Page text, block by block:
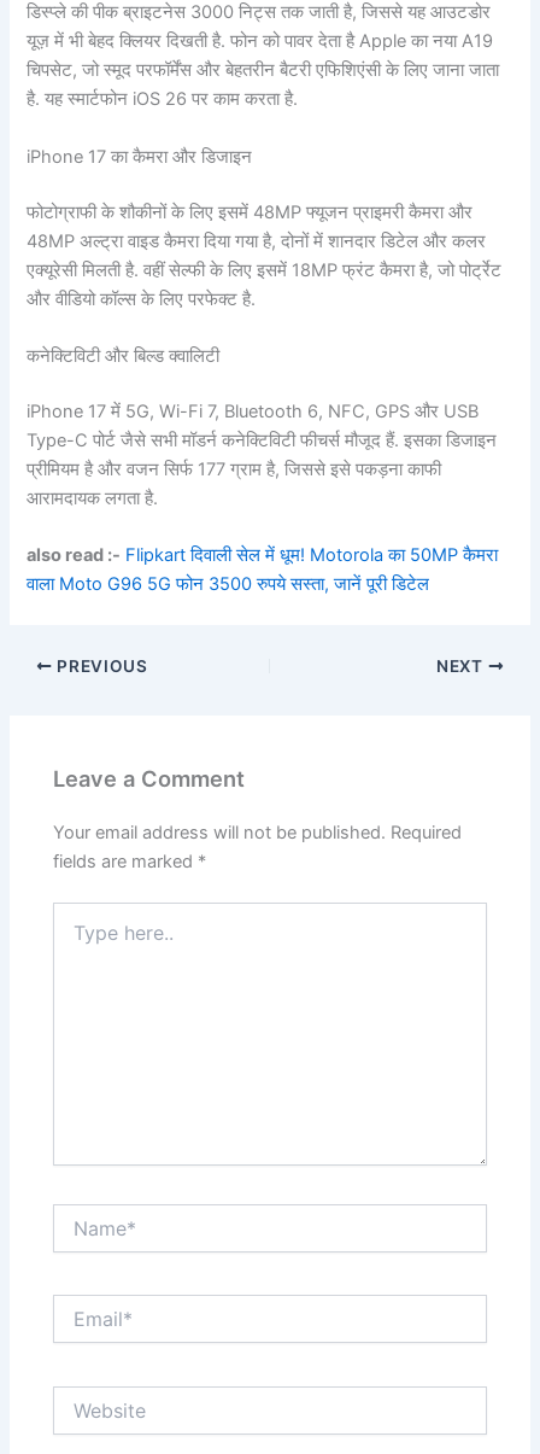
डिस्प्ले की पीक ब्राइटनेस 3000 निट्स तक जाती है, जिससे यह आउटडोर
यूज़ में भी बेहद क्लियर दिखती है. फोन को पावर देता है Apple का नया A19
चिपसेट, जो स्मूद परफॉर्मेंस और बेहतरीन बैटरी एफिशिएंसी के लिए जाना जाता
है. यह स्मार्टफोन iOS 26 पर काम करता है.
iPhone 17 का कैमरा और डिजाइन
फोटोग्राफी के शौकीनों के लिए इसमें 48MP फ्यूजन प्राइमरी कैमरा और
48MP अल्ट्रा वाइड कैमरा दिया गया है, दोनों में शानदार डिटेल और कलर
एक्यूरेसी मिलती है. वहीं सेल्फी के लिए इसमें 18MP फ्रंट कैमरा है, जो पोर्ट्रेट
और वीडियो कॉल्स के लिए परफेक्ट है.
कनेक्टिविटी और बिल्ड क्वालिटी
iPhone 17 में 5G, Wi-Fi 7, Bluetooth 6, NFC, GPS और USB
Type-C पोर्ट जैसे सभी मॉडर्न कनेक्टिविटी फीचर्स मौजूद हैं. इसका डिजाइन
प्रीमियम है और वजन सिर्फ 177 ग्राम है, जिससे इसे पकड़ना काफी
आरामदायक लगता है.
also read :- Flipkart दिवाली सेल में धूम! Motorola का 50MP कैमरा
वाला Moto G96 5G फोन 3500 रुपये सस्ता, जानें पूरी डिटेल
PREVIOUS NEXT
Leave a Comment
Your email address will not be published. Required
fields are marked *
here..